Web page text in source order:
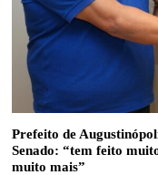
Prefeito de
Senado: “tem feito
muito mais”